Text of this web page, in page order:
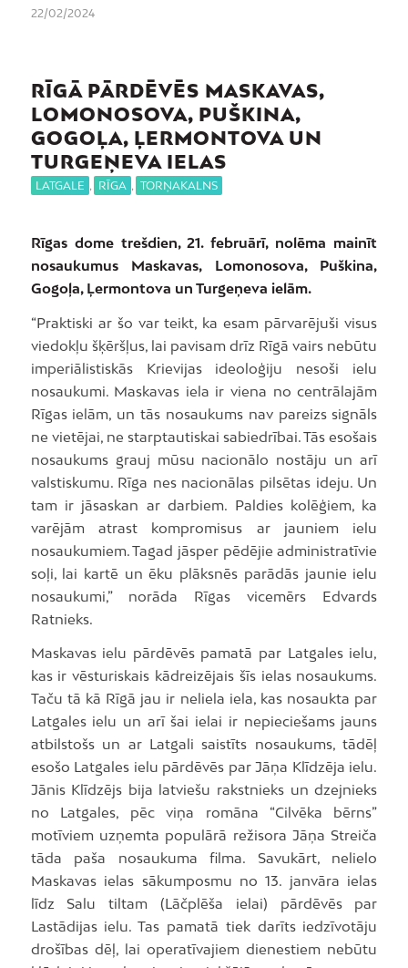
22/02/2024
RĪGĀ PĀRDĒVĒS MASKAVAS,
LOMONOSOVA, PUŠKINA,
GOGOĻA, ĻERMONTOVA UN
TURGEŅEVA IELAS
LATGALE , RĪGA , TORŅAKALNS
Rīgas dome trešdien, 21. februārī, nolēma mainīt
nosaukumus Maskavas, Lomonosova, Puškina,
Gogoļa, Ļermontova un Turgeņeva ielām.
“Praktiski ar šo var teikt, ka esam pārvarējuši visus
viedokļu šķēršļus, lai pavisam drīz Rīgā vairs nebūtu
imperiālistiskās Krievijas ideoloģiju nesoši ielu
nosaukumi. Maskavas iela ir viena no centrālajām
Rīgas ielām, un tās nosaukums nav pareizs signāls
ne vietējai, ne starptautiskai sabiedrībai. Tās esošais
nosaukums grauj mūsu nacionālo nostāju un arī
valstiskumu. Rīga nes nacionālas pilsētas ideju. Un
tam ir jāsaskan ar darbiem. Paldies kolēģiem, ka
varējām atrast kompromisus ar jauniem ielu
nosaukumiem. Tagad jāsper pēdējie administratīvie
soļi, lai kartē un ēku plāksnēs parādās jaunie ielu
nosaukumi,” norāda Rīgas vicemērs Edvards
Ratnieks.
Maskavas ielu pārdēvēs pamatā par Latgales ielu,
kas ir vēsturiskais kādreizējais šīs ielas nosaukums.
Taču tā kā Rīgā jau ir neliela iela, kas nosaukta par
Latgales ielu un arī šai ielai ir nepieciešams jauns
atbilstošs un ar Latgali saistīts nosaukums, tādēļ
esošo Latgales ielu pārdēvēs par Jāņa Klīdzēja ielu.
Jānis Klīdzējs bija latviešu rakstnieks un dzejnieks
no Latgales, pēc viņa romāna “Cilvēka bērns”
motīviem uzņemta populārā režisora Jāņa Streiča
tāda paša nosaukuma filma. Savukārt, nelielo
Maskavas ielas sākumposmu no 13. janvāra ielas
līdz Salu tiltam (Lāčplēša ielai) pārdēvēs par
Lastādijas ielu. Tas pamatā tiek darīts iedzīvotāju
drošības dēļ, lai operatīvajiem dienestiem nebūtu